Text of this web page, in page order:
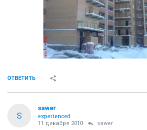
ОТВЕТИТЬ
S
sawer
experienced
11 декабря 2010 sawer